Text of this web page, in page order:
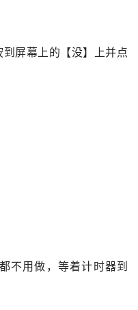
屏幕上的【没】上并点
不用做，等着计时器到